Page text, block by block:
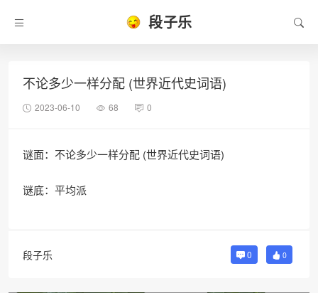
段子乐
不论多少一样分配 (世界近代史词语)
2023-06-10 68 0
谜面：不论多少一样分配 (世界近代史词语)
谜底：平均派
段子乐 0 0